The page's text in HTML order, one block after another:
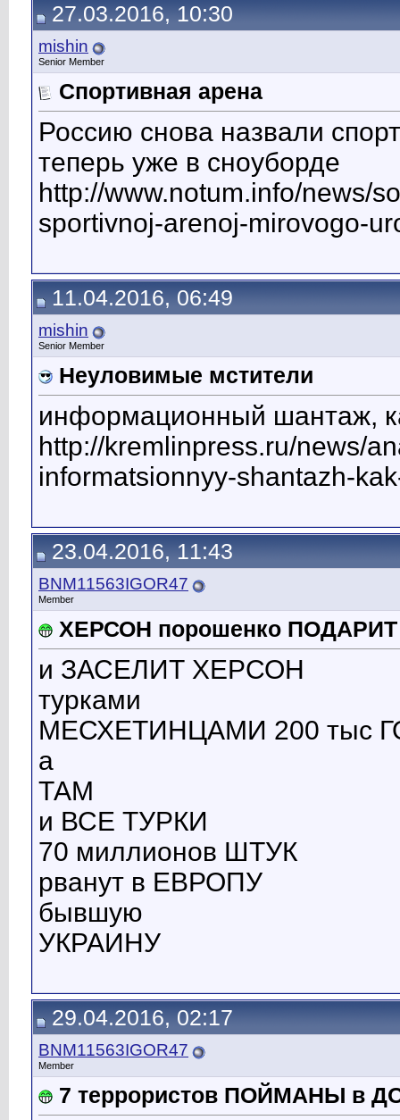
27.03.2016, 10:30
mishin
Senior Member
Спортивная арена
Россию снова назвали
теперь уже в сноуборде
http://www.notum.info/news/
sportivnoj-arenoj-mirovogo-
11.04.2016, 06:49
mishin
Senior Member
Неуловимые мстители
информационный шантаж,
http://kremlinpress.ru/news/
informatsionnyy-shantazh-
23.04.2016, 11:43
BNM11563IGOR47
Member
ХЕРСОН порошенко
и ЗАСЕЛИТ ХЕРСОН
турками
МЕСХЕТИНЦАМИ 200 тыс
а
ТАМ
и ВСЕ ТУРКИ
70 миллионов ШТУК
рванут в ЕВРОПУ
бывшую
УКРАИНУ
29.04.2016, 02:17
BNM11563IGOR47
Member
7 террористов ПОЙМАНЫ в